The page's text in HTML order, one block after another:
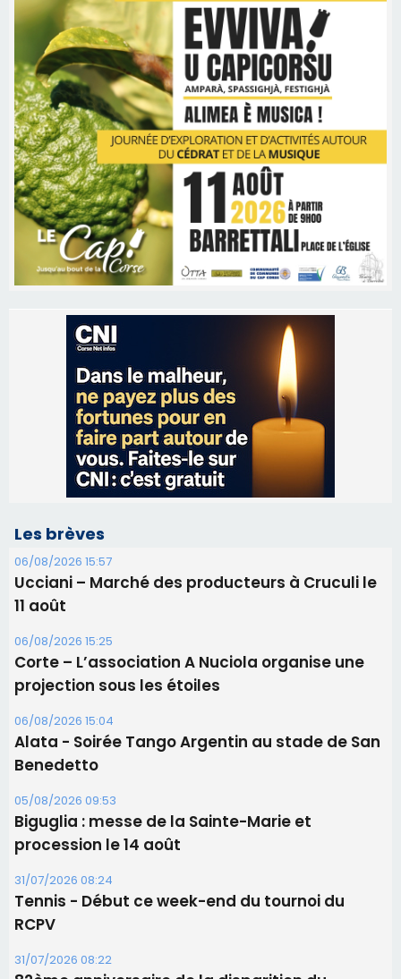
Les brèves
06/08/2026 15:57
Ucciani – Marché des producteurs à Cruculi le
06/08/2026 15:25
Corte – L’association A Nuciola organise une
06/08/2026 15:04
Alata - Soirée Tango Argentin au stade de San
Benedetto
05/08/2026 09:53
Biguglia : messe de la Sainte-Marie et
procession le 14 août
31/07/2026 08:24
Tennis - Début ce week-end du tournoi du
RCPV
31/07/2026 08:22
82ème anniversaire de la disparition du
Commandant Antoine de Saint Exupery
Les plus lus
Satine Nomary est la nouvelle Miss Corse 2026